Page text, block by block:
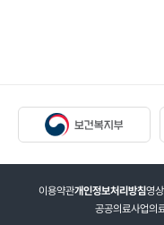
이용약관개인정보처리방침영
공공의료사업의